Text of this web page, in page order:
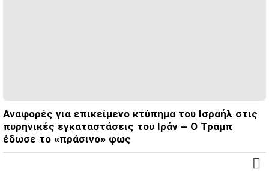
Αναφορές για επικείμενο κτύπημα του Ισραήλ στις
πυρηνικές εγκαταστάσεις του Ιράν – Ο Τραμπ
έδωσε το «πράσινο» φως